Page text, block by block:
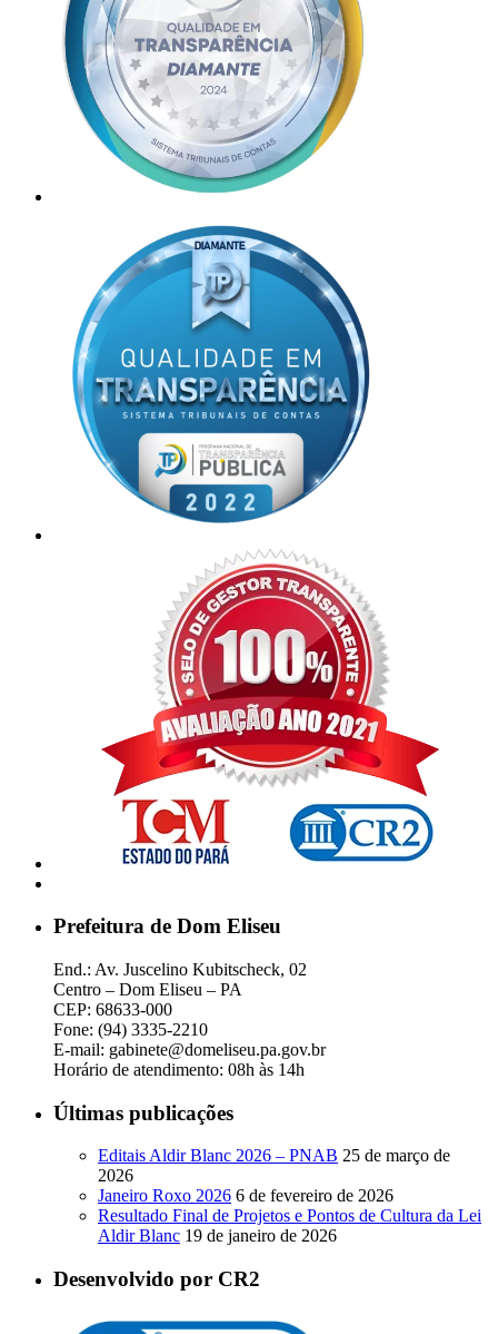
Prefeitura de Dom Eliseu
End.: Av. Juscelino Kubitscheck, 02
Centro – Dom Eliseu – PA
CEP: 68633-000
Fone: (94) 3335-2210
E-mail: gabinete@domeliseu.pa.gov.br
Horário de atendimento: 08h às 14h
Últimas publicações
Editais Aldir Blanc 2026 – PNAB 25 de março de
2026
Janeiro Roxo 2026 6 de fevereiro de 2026
Resultado Final de Projetos e Pontos de Cultura da Lei
Aldir Blanc 19 de janeiro de 2026
Desenvolvido por CR2